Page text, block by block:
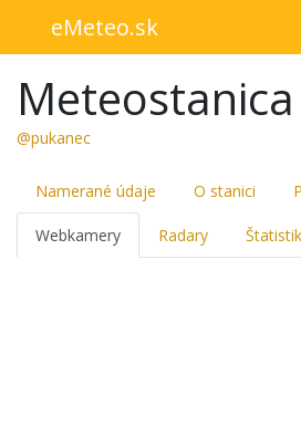
eMeteo.sk
@pukanec
Namerané údaje O stanici
Webkamery Radary